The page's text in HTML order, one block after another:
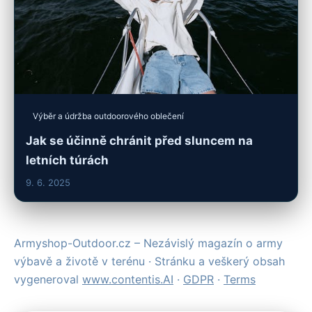
Výběr a údržba outdoorového oblečení
Jak se účinně chránit před sluncem na
letních túrách
9. 6. 2025
Armyshop-Outdoor.cz – Nezávislý magazín o army
výbavě a životě v terénu · Stránku a veškerý obsah
vygeneroval www.contentis.AI · GDPR · Terms